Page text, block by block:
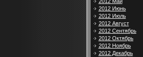
2012 Июнь
2012 Июль
2012 Август
2012 Сентябрь
2012 Октябрь
2012 Ноябрь
2012 Декабрь